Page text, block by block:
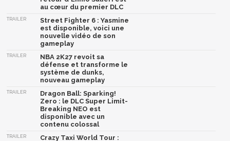
au cœur du premier DLC
TRAILER
Street Fighter 6 : Yasmine
est disponible, voici une
nouvelle vidéo de son
gameplay
TRAILER
NBA 2K27 revoit sa
défense et transforme le
système de dunks,
nouveau gameplay
TRAILER
Dragon Ball: Sparking!
Zero : le DLC Super Limit-
Breaking NEO est
disponible avec un
contenu colossal
TRAILER Crazy Taxi World Tour :